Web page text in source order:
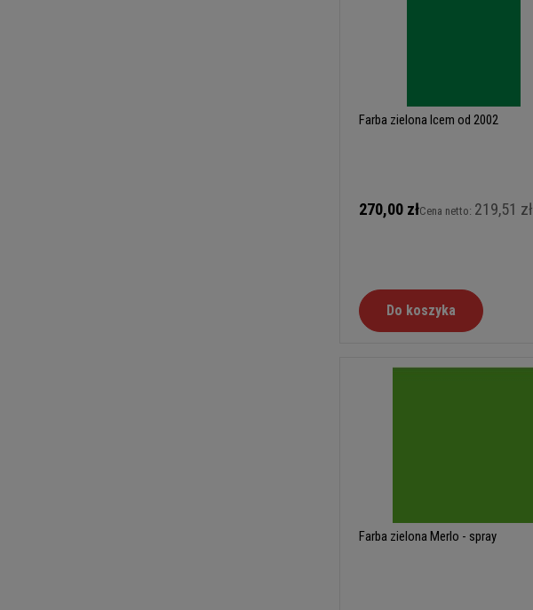
Farba zielona Icem od 2002
270,00 złCena netto: 219,51 zł
Do koszyka
Farba zielona Merlo - spray